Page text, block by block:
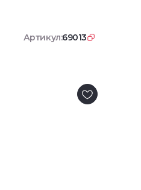
Артикул:69013